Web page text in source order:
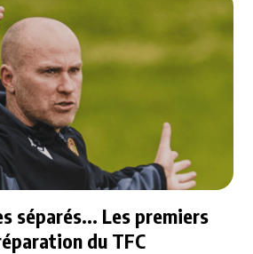
séparés... Les premiers
du TFC